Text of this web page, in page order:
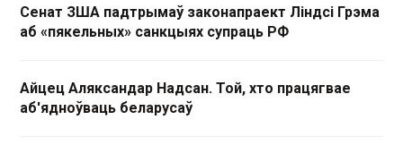
Сенат ЗША падтрымаў законапраект Ліндсі Грэма
аб «пякельных» санкцыях супраць РФ
Айцец Аляксандар Надсан. Той, хто працягвае
аб'ядноўваць беларусаў